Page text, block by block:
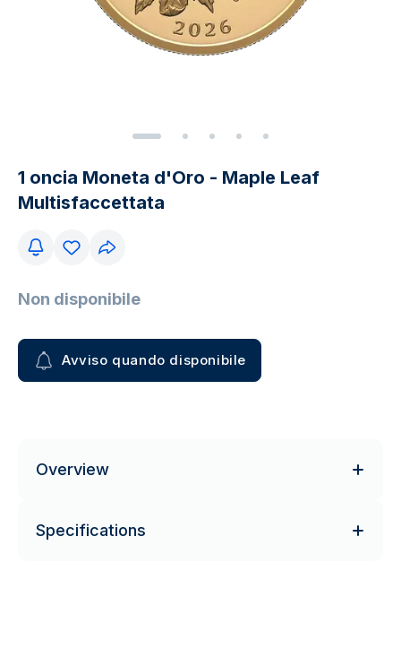
1 oncia Moneta d'Oro - Maple Leaf
Multisfaccettata
Non disponibile
Avviso quando disponibile
Overview
Specifications